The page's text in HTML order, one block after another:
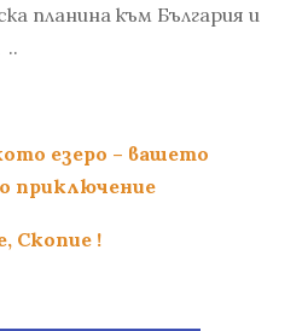
планина към България и
..
езеро – вашето
приключение
Скопие !